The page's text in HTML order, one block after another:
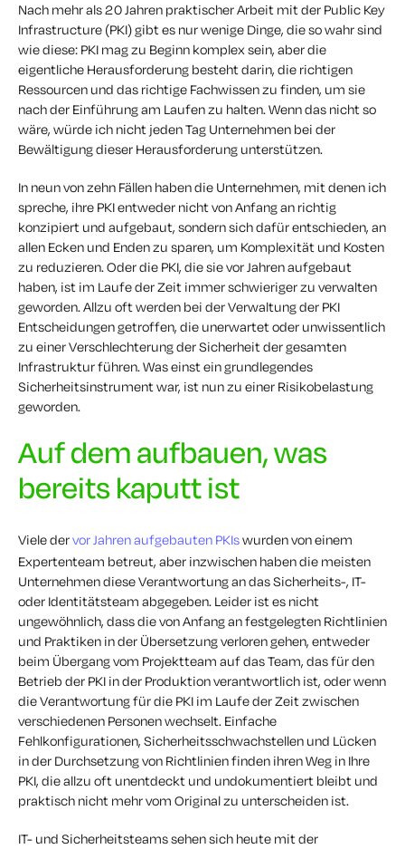
Nach mehr als 20 Jahren praktischer Arbeit mit der Public Key
Infrastructure (PKI) gibt es nur wenige Dinge, die so wahr sind
wie diese: PKI mag zu Beginn komplex sein, aber die
eigentliche Herausforderung besteht darin, die richtigen
Ressourcen und das richtige Fachwissen zu finden, um sie
nach der Einführung am Laufen zu halten. Wenn das nicht so
wäre, würde ich nicht jeden Tag Unternehmen bei der
Bewältigung dieser Herausforderung unterstützen.
In neun von zehn Fällen haben die Unternehmen, mit denen ich
spreche, ihre PKI entweder nicht von Anfang an richtig
konzipiert und aufgebaut, sondern sich dafür entschieden, an
allen Ecken und Enden zu sparen, um Komplexität und Kosten
zu reduzieren. Oder die PKI, die sie vor Jahren aufgebaut
haben, ist im Laufe der Zeit immer schwieriger zu verwalten
geworden. Allzu oft werden bei der Verwaltung der PKI
Entscheidungen getroffen, die unerwartet oder unwissentlich
zu einer Verschlechterung der Sicherheit der gesamten
Infrastruktur führen. Was einst ein grundlegendes
Sicherheitsinstrument war, ist nun zu einer Risikobelastung
geworden.
Auf dem aufbauen, was
bereits kaputt ist
Viele dervor Jahren aufgebauten PKIswurden von einem
Expertenteam betreut, aber inzwischen haben die meisten
Unternehmen diese Verantwortung an das Sicherheits-, IT-
oder Identitätsteam abgegeben. Leider ist es nicht
ungewöhnlich, dass die von Anfang an festgelegten Richtlinien
und Praktiken in der Übersetzung verloren gehen, entweder
beim Übergang vom Projektteam auf das Team, das für den
Betrieb der PKI in der Produktion verantwortlich ist, oder wenn
die Verantwortung für die PKI im Laufe der Zeit zwischen
verschiedenen Personen wechselt. Einfache
Fehlkonfigurationen, Sicherheitsschwachstellen und Lücken
in der Durchsetzung von Richtlinien finden ihren Weg in Ihre
PKI, die allzu oft unentdeckt und undokumentiert bleibt und
praktisch nicht mehr vom Original zu unterscheiden ist.
IT- und Sicherheitsteams sehen sich heute mit der